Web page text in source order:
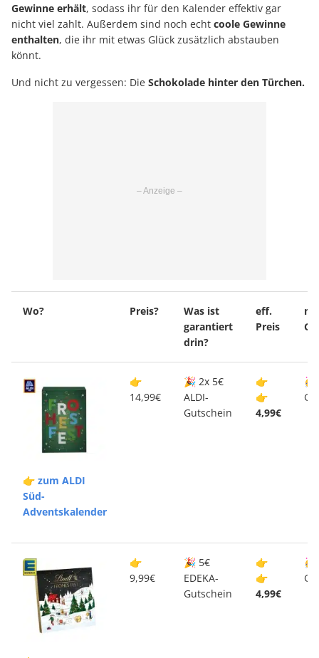
Gewinne erhält, sodass ihr für den Kalender effektiv gar
nicht viel zahlt. Außerdem sind noch echt coole Gewinne
enthalten, die ihr mit etwas Glück zusätzlich abstauben
könnt.
Und nicht zu vergessen: Die Schokolade hinter den Türchen.
Wo? Preis?
Was ist
garantiert
drin?
eff.
Preis
👉 zum ALDI
Süd-
Adventskalender
👉
14,99€
🎉 2x 5€
ALDI-
Gutschein
👉
👉
4,99€
🥳
👉
9,99€
🎉 5€
EDEKA-
Gutschein
👉
👉
4,99€
🥳